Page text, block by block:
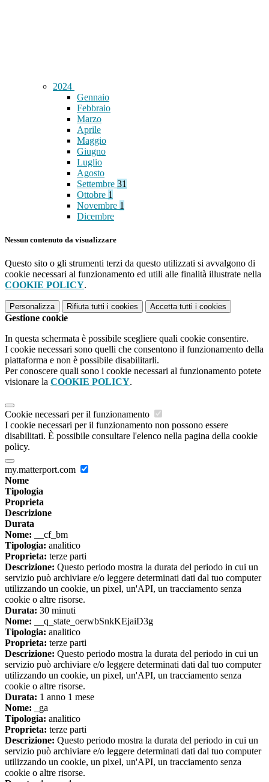
2024
Gennaio
Febbraio
Marzo
Aprile
Maggio
Giugno
Luglio
Agosto
Settembre 31
Ottobre 1
Novembre 1
Dicembre
Nessun contenuto da visualizzare
Questo sito o gli strumenti terzi da questo utilizzati si avvalgono di
cookie necessari al funzionamento ed utili alle finalità illustrate nella
COOKIE POLICY.
Personalizza Rifiuta tutti i cookies Accetta tutti i cookies
Gestione cookie
In questa schermata è possibile scegliere quali cookie consentire.
I cookie necessari sono quelli che consentono il funzionamento della
piattaforma e non è possibile disabilitarli.
Per conoscere quali sono i cookie necessari al funzionamento potete
visionare la COOKIE POLICY.
Cookie necessari per il funzionamento
I cookie necessari per il funzionamento non possono essere
disabilitati. È possibile consultare l'elenco nella pagina della cookie
policy.
my.matterport.com
Nome
Tipologia
Proprieta
Descrizione
Durata
Nome: __cf_bm
Tipologia: analitico
Proprieta: terze parti
Descrizione: Questo periodo mostra la durata del periodo in cui un
servizio può archiviare e/o leggere determinati dati dal tuo computer
utilizzando un cookie, un pixel, un'API, un tracciamento senza
cookie o altre risorse.
Durata: 30 minuti
Nome: __q_state_oerwbSnkKEjaiD3g
Tipologia: analitico
Proprieta: terze parti
Descrizione: Questo periodo mostra la durata del periodo in cui un
servizio può archiviare e/o leggere determinati dati dal tuo computer
utilizzando un cookie, un pixel, un'API, un tracciamento senza
cookie o altre risorse.
Durata: 1 anno 1 mese
Nome: _ga
Tipologia: analitico
Proprieta: terze parti
Descrizione: Questo periodo mostra la durata del periodo in cui un
servizio può archiviare e/o leggere determinati dati dal tuo computer
utilizzando un cookie, un pixel, un'API, un tracciamento senza
cookie o altre risorse.